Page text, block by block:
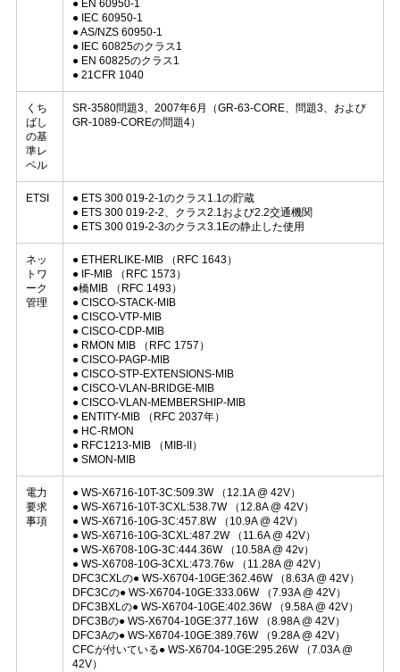
● EN 60950-1
● IEC 60950-1
● AS/NZS 60950-1
● IEC 60825のクラス1
● EN 60825のクラス1
● 21CFR 1040
くち
ばし
の基
準レ
ベル
SR-3580問題3、2007年6月（GR-63-CORE、問題3、および
GR-1089-COREの問題4）
ETSI
● ETS 300 019-2-1のクラス1.1の貯蔵
● ETS 300 019-2-2、クラス2.1および2.2交通機関
● ETS 300 019-2-3のクラス3.1Eの静止した使用
ネッ
トワ
ーク
管理
● ETHERLIKE-MIB （RFC 1643）
● IF-MIB （RFC 1573）
●橋MIB （RFC 1493）
● CISCO-STACK-MIB
● CISCO-VTP-MIB
● CISCO-CDP-MIB
● RMON MIB （RFC 1757）
● CISCO-PAGP-MIB
● CISCO-STP-EXTENSIONS-MIB
● CISCO-VLAN-BRIDGE-MIB
● CISCO-VLAN-MEMBERSHIP-MIB
● ENTITY-MIB （RFC 2037年）
● HC-RMON
● RFC1213-MIB （MIB-II）
● SMON-MIB
電力
要求
事項
● WS-X6716-10T-3C:509.3W （12.1A @ 42V）
● WS-X6716-10T-3CXL:538.7W （12.8A @ 42V）
● WS-X6716-10G-3C:457.8W （10.9A @ 42V）
● WS-X6716-10G-3CXL:487.2W （11.6A @ 42V）
● WS-X6708-10G-3C:444.36W （10.58A @ 42v）
● WS-X6708-10G-3CXL:473.76w （11.28A @ 42V）
DFC3CXLの● WS-X6704-10GE:362.46W （8.63A @ 42V）
DFC3Cの● WS-X6704-10GE:333.06W （7.93A @ 42V）
DFC3BXLの● WS-X6704-10GE:402.36W （9.58A @ 42V）
DFC3Bの● WS-X6704-10GE:377.16W （8.98A @ 42V）
DFC3Aの● WS-X6704-10GE:389.76W （9.28A @ 42V）
CFCが付いている● WS-X6704-10GE:295.26W （7.03A @
42V）